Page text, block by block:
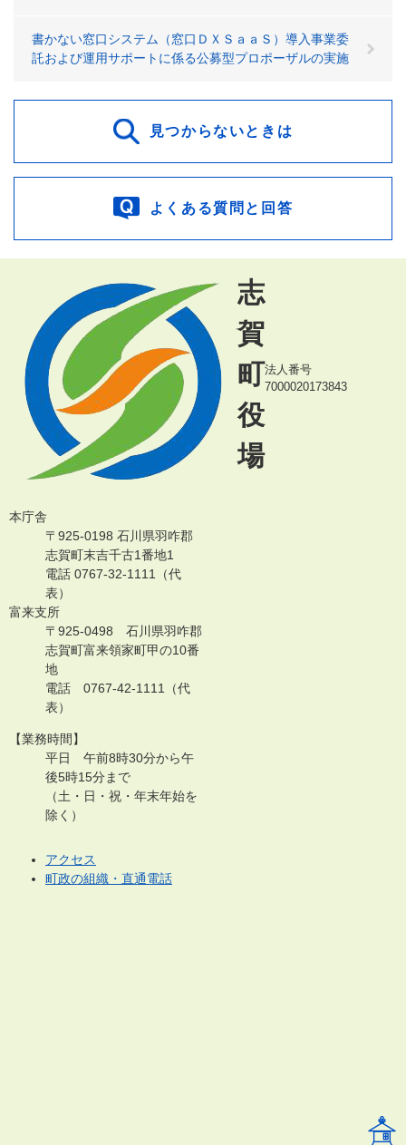
書かない窓口システム（窓口ＤＸＳａａＳ）導入事業委
託および運用サポートに係る公募型プロポーザルの実施
見つからないときは
よくある質問と回答
志
賀
町
役
場
法人番号
7000020173843
本庁舎
〒925-0198 石川県羽咋郡
志賀町末吉千古1番地1
電話 0767-32-1111（代
表）
富来支所
〒925-0498 石川県羽咋郡
志賀町富来領家町甲の10番
地
電話 0767-42-1111（代
表）
【業務時間】
平日 午前8時30分から午
後5時15分まで
（土・日・祝・年末年始を
除く）
アクセス
町政の組織・直通電話